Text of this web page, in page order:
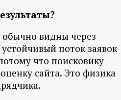
обычно видны через
поток заявок
что поисковику
сайта. Это физика